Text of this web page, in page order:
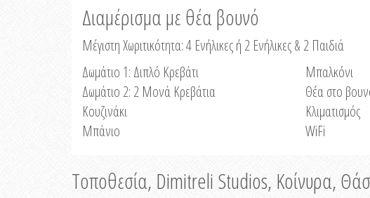
Διαμέρισμα με θέα βουνό
Μέγιστη Χωριτικότητα: 4 Ενήλικες ή 2 Ενήλικες & 2 Παιδιά
Δωμάτιο 1: Διπλό Κρεβάτι
Δωμάτιο 2: 2 Μονά Κρεβάτια
Κουζινάκι
Μπάνιο
Μπαλκόνι
Θέα στο
Κλιματισμός
WiFi
Τοποθεσία, Dimitreli Studios, Κοίνυρα,